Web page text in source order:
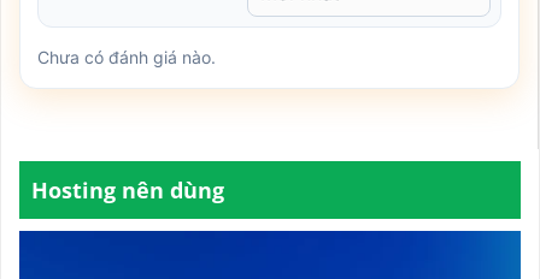
Chưa có đánh giá nào.
Hosting nên dùng